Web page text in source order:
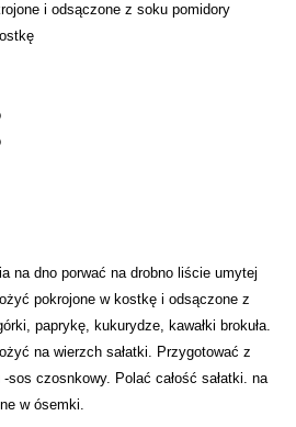
i odsączone z soku pomidory
na dno porwać na drobno liście umytej
pokrojone w kostkę i odsączone z
paprykę, kukurydze, kawałki brokuła.
na wierzch sałatki. Przygotować z
czosnkowy. Polać całość sałatki. na
w ósemki.